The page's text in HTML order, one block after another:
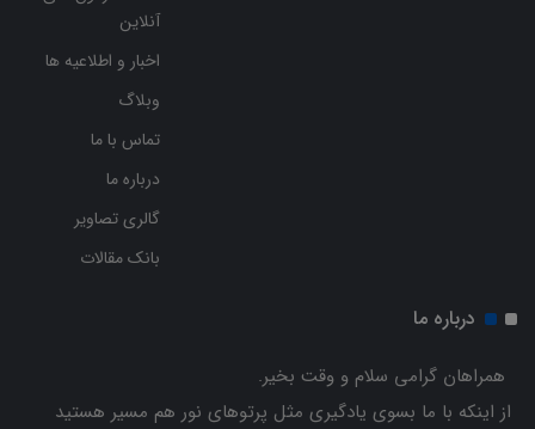
آنلاین
اخبار و اطلاعیه ها
وبلاگ
تماس با ما
درباره ما
گالری تصاویر
بانک مقالات
درباره ما
همراهان گرامی سلام و وقت بخیر.
از اینکه با ما بسوی یادگیری مثل پرتوهای نور هم مسیر هستید